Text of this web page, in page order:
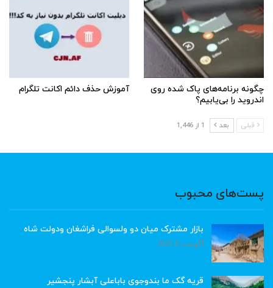
چگونه برنامه‌های پاک شده روی
اندروید را بی‌یابیم؟
آموزش حذف دائم اکانت تلگرام
قبلی بعد 1 از 1,446
پست‌های محبوب
بازار مشترک میان دو ولسوالی فراشغان ودولت شاه
آگوست 8, 2026
قریه گک ما بندوجوی باباعلی آبشار پنجشیر